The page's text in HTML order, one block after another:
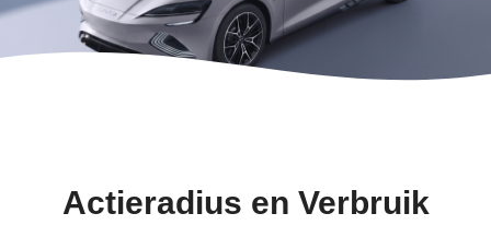
Actieradius en Verbruik